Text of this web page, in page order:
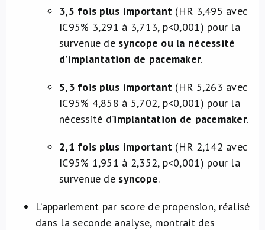
3,5 fois plus important (HR 3,495 avec
IC95% 3,291 à 3,713, p<0,001) pour la
survenue de syncope ou la nécessité
d’implantation de pacemaker.
5,3 fois plus important (HR 5,263 avec
IC95% 4,858 à 5,702, p<0,001) pour la
nécessité d’implantation de pacemaker.
2,1 fois plus important (HR 2,142 avec
IC95% 1,951 à 2,352, p<0,001) pour la
survenue de syncope.
L’appariement par score de propension, réalisé
dans la seconde analyse, montrait des